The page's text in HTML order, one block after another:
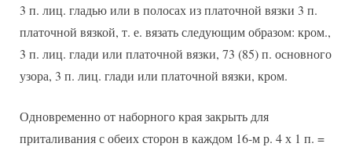
3 п. лиц. гладью или в полосах из платочной вязки 3 п.
платочной вязкой, т. е. вязать следующим образом: кром.,
3 п. лиц. глади или платочной вязки, 73 (85) п. основного
узора, 3 п. лиц. глади или платочной вязки, кром.
Одновременно от наборного края закрыть для
приталивания с обеих сторон в каждом 16-м р. 4 х 1 п. =